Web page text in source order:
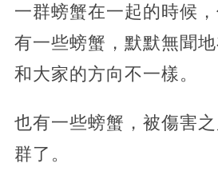
一群螃蟹在一起的時候
有一些螃蟹，默默無聞
和大家的方向不一樣。
也有一些螃蟹，被傷害
群了。